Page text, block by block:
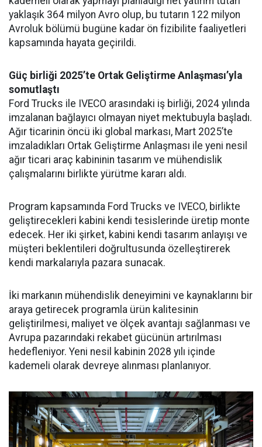
yaklaşık 364 milyon Avro olup, bu tutarın 122 milyon
Avroluk bölümü bugüne kadar ön fizibilite faaliyetleri
kapsamında hayata geçirildi.
Güç birliği 2025’te Ortak Geliştirme Anlaşması’yla
somutlaştı
Ford Trucks ile IVECO arasındaki iş birliği, 2024 yılında
imzalanan bağlayıcı olmayan niyet mektubuyla başladı.
Ağır ticarinin öncü iki global markası, Mart 2025’te
imzaladıkları Ortak Geliştirme Anlaşması ile yeni nesil
ağır ticari araç kabininin tasarım ve mühendislik
çalışmalarını birlikte yürütme kararı aldı.
Program kapsamında Ford Trucks ve IVECO, birlikte
geliştirecekleri kabini kendi tesislerinde üretip monte
edecek. Her iki şirket, kabini kendi tasarım anlayışı ve
müşteri beklentileri doğrultusunda özelleştirerek
kendi markalarıyla pazara sunacak.
İki markanın mühendislik deneyimini ve kaynaklarını bir
araya getirecek programla ürün kalitesinin
geliştirilmesi, maliyet ve ölçek avantajı sağlanması ve
Avrupa pazarındaki rekabet gücünün artırılması
hedefleniyor. Yeni nesil kabinin 2028 yılı içinde
kademeli olarak devreye alınması planlanıyor.